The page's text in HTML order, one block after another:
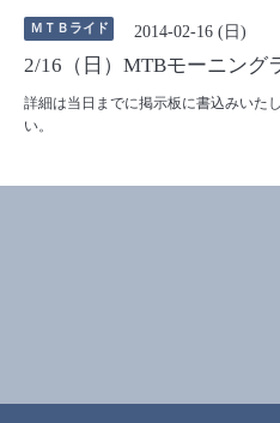
ＭＴＢライド 2014-02-16 (日)
2/16（日）MTBモーニング
詳細は当日までに掲示板に書込みいた
い。